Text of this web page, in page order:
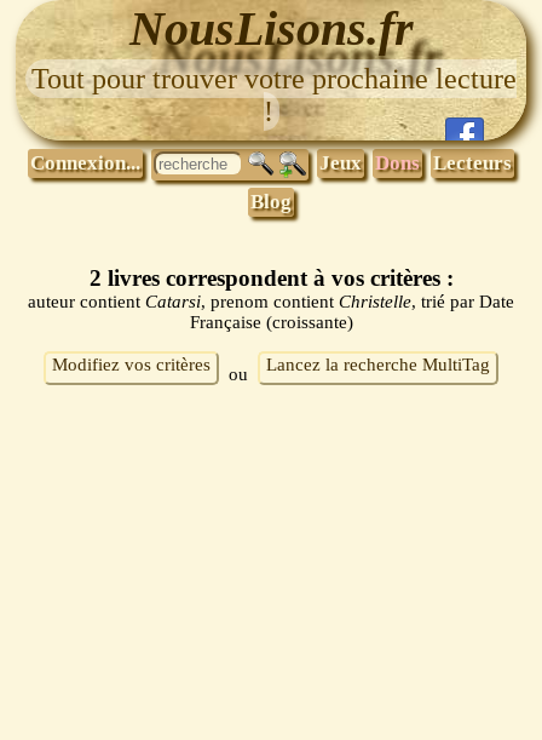
NousLisons.fr
Tout pour trouver votre prochaine lecture
!
Connexion... Jeux Dons Lecteurs
Blog
2 livres correspondent à vos critères :
auteur contient Catarsi, prenom contient Christelle, trié par Date
Française (croissante)
Modifiez vos critères ou Lancez la recherche MultiTag